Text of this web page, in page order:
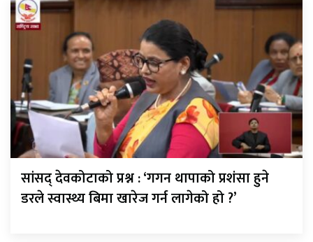
सांसद् देवकोटाको प्रश्न : ‘गगन थापाको प्रशंसा हुने
डरले स्वास्थ्य बिमा खारेज गर्न लागेको हो ?’